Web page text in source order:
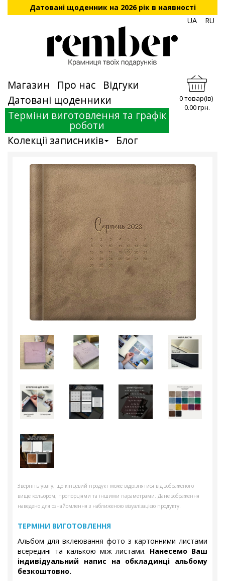
Датовані щоденник на 2026 рік в наявності
UA
RU
Магазин Про нас
Відгуки
Датовані щоденники
Терміни виготовлення та графік
роботи
Колекції записників
Блог
0 товар(ів)
0.00 грн.
Зверніть увагу, що кінцевий продукт може відрізнятися від зображеного
вище кольором, пропорціями та іншими параметрами. Дане зображення
наведено для ознайомлення з наближеною візуалізацією продукту.
ТЕРМІНИ ВИГОТОВЛЕННЯ
Альбом для вклеювання фото з картонними листами
всередині та калькою між листами. Нанесемо Ваш
індивідуальний напис на обкладинці альбому
безкоштовно.